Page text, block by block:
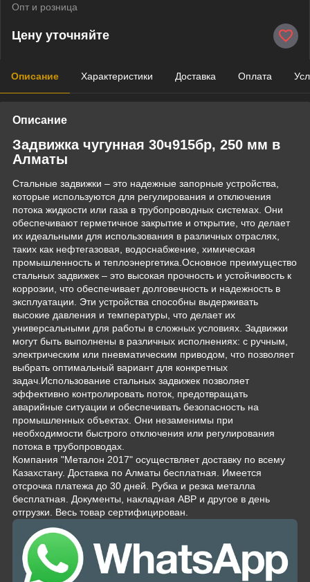
Опт и розница
Цену уточняйте
Описание Характеристики Доставка Оплата
Описание
Задвижка чугунная 30ч915бр, 250 мм в
Алматы
Стальные задвижки – это надежные запорные устройства,
которые используются для регулирования и отключения
потока жидкости или газа в трубопроводных системах. Они
обеспечивают герметичное закрытие и открытие, что делает
их идеальными для использования в различных отраслях,
таких как нефтегазовая, водоснабжение, химическая
промышленность и теплоэнергетика.Основное преимущество
стальных задвижек – это высокая прочность и устойчивость к
коррозии, что обеспечивает долговечность и надежность в
эксплуатации. Эти устройства способны выдерживать
высокие давления и температуры, что делает их
универсальными для работы в сложных условиях. Задвижки
могут быть выполнены в различных исполнениях: с ручным,
электрическим или пневматическим приводом, что позволяет
выбрать оптимальный вариант для конкретных
задач.Использование стальных задвижек позволяет
эффективно контролировать поток, предотвращать
аварийные ситуации и обеспечивать безопасность на
промышленных объектах. Они незаменимы при
необходимости быстрого отключения или регулирования
потока в трубопроводах.
Компания "Металон 2017" осуществляет доставку по всему
Казахстану. Доставка по Алматы бесплатная. Имеется
отсрочка платежа до 30 дней. Рубка и резка металла
бесплатная. Документы, накладная АВР и другое в день
отгрузки. Весь товар сертифицирован.